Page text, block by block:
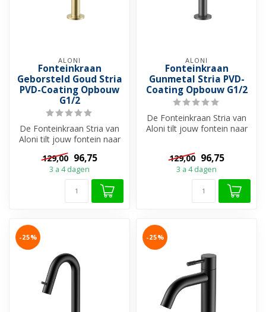
ALONI
Fonteinkraan
Geborsteld Goud Stria
PVD-Coating Opbouw
G1/2
De Fonteinkraan Stria van
Aloni tilt jouw fontein naar
een hoger niveau. Met zij...
129,00 96,75
3 a 4 dagen
ALONI
Fonteinkraan
Gunmetal Stria PVD-
Coating Opbouw G1/2
De Fonteinkraan Stria van
Aloni tilt jouw fontein naar
129,00 96,75
3 a 4 dagen
-25% -25%